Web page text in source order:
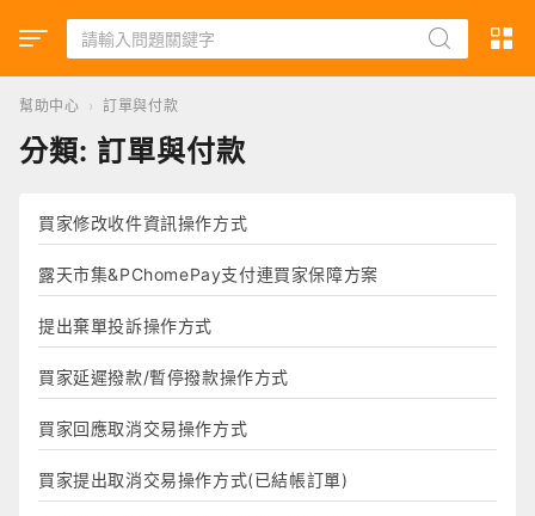
幫助中心 › 訂單與付款
分類: 訂單與付款
買家修改收件資訊操作方式
露天市集&PChomePay支付連買家保障方案
提出棄單投訴操作方式
買家延遲撥款/暫停撥款操作方式
買家回應取消交易操作方式
買家提出取消交易操作方式(已結帳訂單)